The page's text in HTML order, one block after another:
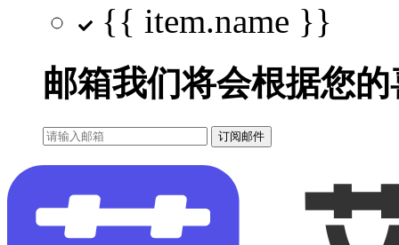
{{ item.name }}
邮箱我们将会根据您
订阅邮件